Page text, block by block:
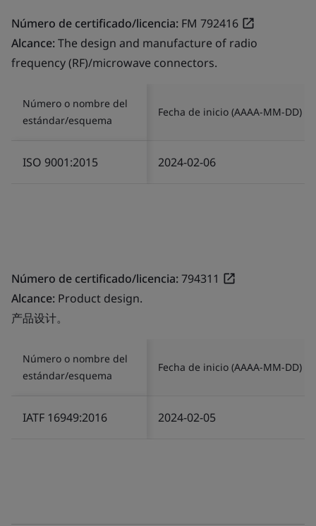
Número de certificado/licencia: FM 792416
Alcance:The design and manufacture of radio
frequency (RF)/microwave connectors.
Número o nombre del
estándar/esquema
Fecha de inicio (AAAA-MM-DD)
ISO 9001:2015 2024-02-06
Número de certificado/licencia:794311
Alcance: Product design.
产品设计。
Número o nombre del
estándar/esquema
Fecha de inicio (AAAA-MM-DD)
IATF 16949:2016 2024-02-05